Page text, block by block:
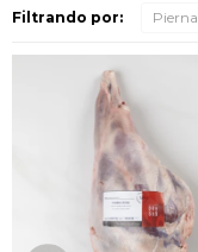
Filtrando por: Pierna